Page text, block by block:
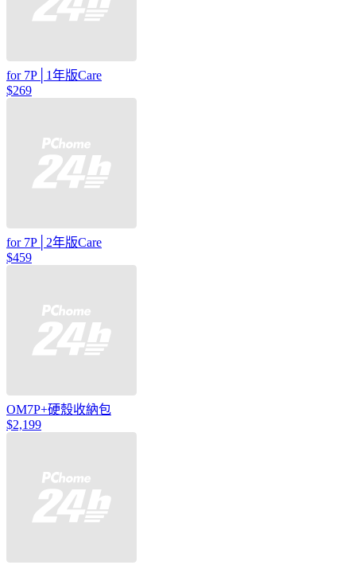
for 7P│1年版Care
$269
for 7P│2年版Care
$459
OM7P+硬殼收納包
$2,199